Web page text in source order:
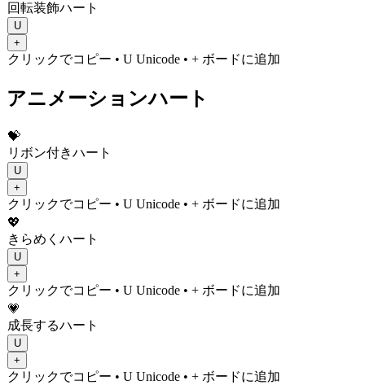
回転装飾ハート
U
+
クリックでコピー • U Unicode • + ボードに追加
アニメーションハート
💝
リボン付きハート
U
+
クリックでコピー • U Unicode • + ボードに追加
💖
きらめくハート
U
+
クリックでコピー • U Unicode • + ボードに追加
💗
成長するハート
U
+
クリックでコピー • U Unicode • + ボードに追加